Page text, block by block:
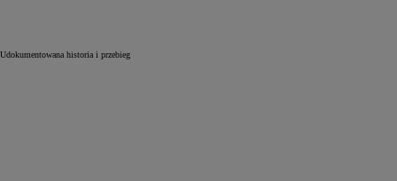
Udokumentowana historia i przebieg